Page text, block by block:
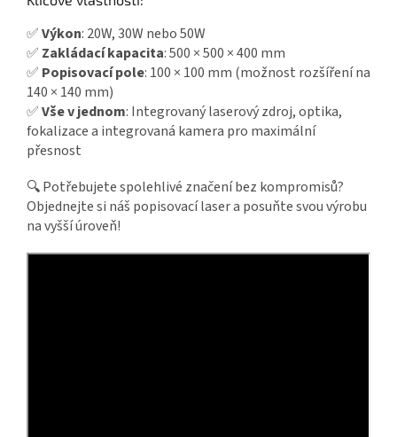
✅Výkon: 20W, 30W nebo 50W
✅ Zakládací kapacita: 500 × 500 × 400 mm
✅ Popisovací pole: 100 × 100 mm (možnost rozšíření na
140 × 140 mm)
✅Vše v jednom: Integrovaný laserový zdroj, optika,
fokalizace a integrovaná kamera pro maximální
přesnost
🔍 Potřebujete spolehlivé značení bez kompromisů?
Objednejte si náš popisovací laser a posuňte svou výrobu
na vyšší úroveň!